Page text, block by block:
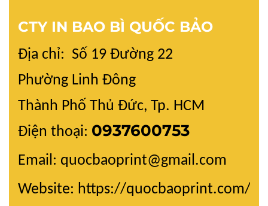
CTY IN BAO BÌ QUỐC BẢO
Địa chỉ: Số 19 Đường 22
Phường Linh Đông
Thành Phố Thủ Đức, Tp. HCM
Điện thoại: 0937600753
Email: quocbaoprint@gmail.com
Website: https://quocbaoprint.com/